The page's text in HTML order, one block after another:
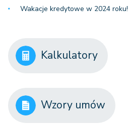
Wakacje kredytowe w 2024 roku!
Kalkulatory
Wzory umów